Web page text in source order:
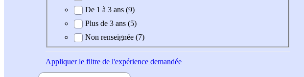
De 1 à 3 ans (9)
Plus de 3 ans (5)
Non renseignée (7)
Appliquerle filtre de l'expérience demandée